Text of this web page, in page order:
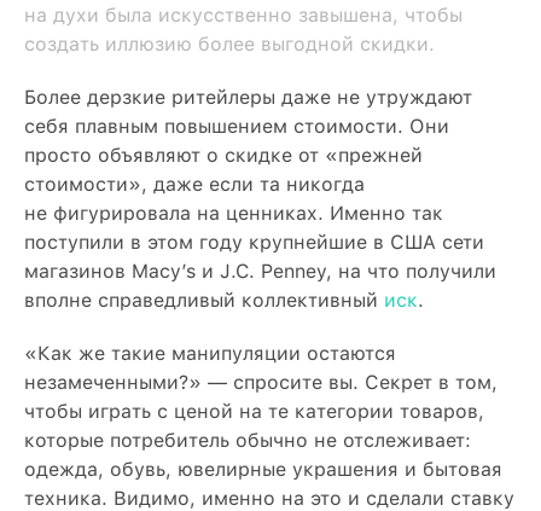
на духи была искусственно завышена, чтобы
создать иллюзию более выгодной скидки.
Более дерзкие ритейлеры даже не утруждают
себя плавным повышением стоимости. Они
просто объявляют о скидке от «прежней
стоимости», даже если та никогда
не фигурировала на ценниках. Именно так
поступили в этом году крупнейшие в США сети
магазинов Macy’s и J.C. Penney, на что получили
вполне справедливый коллективный иск.
«Как же такие манипуляции остаются
незамеченными?» — спросите вы. Секрет в том,
чтобы играть с ценой на те категории товаров,
которые потребитель обычно не отслеживает:
одежда, обувь, ювелирные украшения и бытовая
техника. Видимо, именно на это и сделали ставку